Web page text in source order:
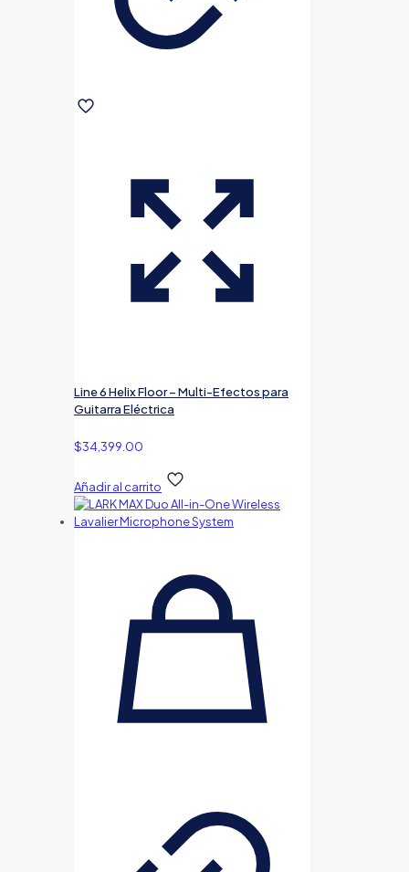
Line 6 Helix Floor – Multi-Efectos para
Guitarra Eléctrica
$34,399.00
Añadir al carrito